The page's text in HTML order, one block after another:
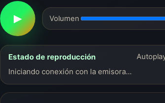
▶ Volumen
Estado de reproducción
Iniciando conexión con la emisora...